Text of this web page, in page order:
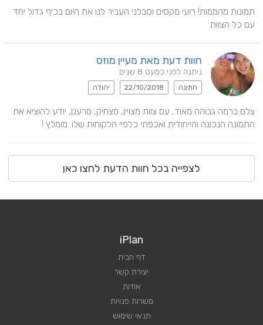
עם כל הצוות
חוות דעת מאת מעיין מוזס
ניתנה לפני כמעט 8 שנים
חתונה 22/10/2018 יהודה
התמונה הנכונה והייחודית ואכפתי כלפיי הלקוחות שלו. מומלץ !
לצפייה בכל חוות הדעת לחצו כאן
iPlan
דף הבית
יצירת קשר
אודות
משרות פנויות
תנאי שימוש